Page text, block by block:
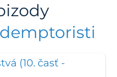
(10. časť -